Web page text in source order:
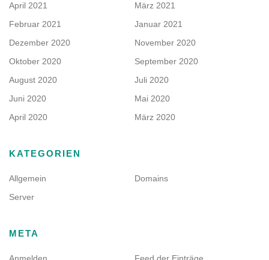
April 2021
März 2021
Februar 2021
Januar 2021
Dezember 2020
November 2020
Oktober 2020
September 2020
August 2020
Juli 2020
Juni 2020
Mai 2020
April 2020
März 2020
KATEGORIEN
Allgemein
Domains
Server
META